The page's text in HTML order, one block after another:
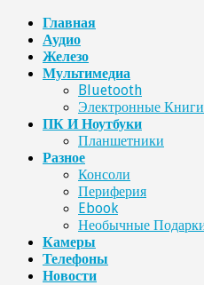
Главная
Аудио
Железо
Мультимедиа
Bluetooth
Электронные Книги
ПК И Ноутбуки
Планшетники
Разное
Консоли
Периферия
Ebook
Необычные
Камеры
Телефоны
Новости